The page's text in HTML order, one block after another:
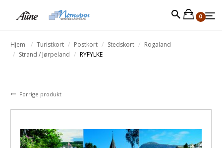
0
Hjem Turistkort Postkort Stedskort
Rogaland
Strand / Jørpeland
RYFYLKE
Forrige produkt